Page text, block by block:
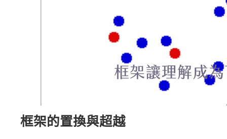
框架的置換與超越